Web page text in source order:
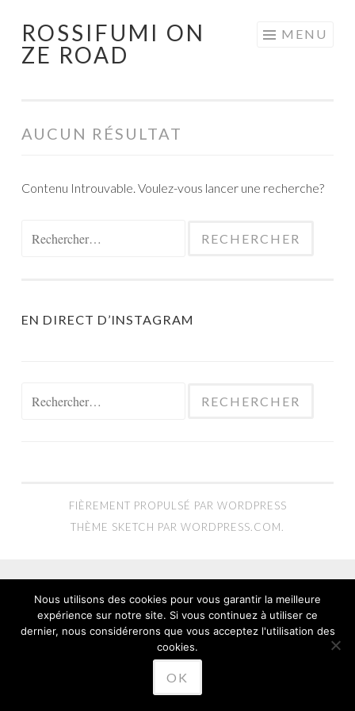
Aller
au
ROSSIFUMI ON
ZE ROAD
MENU
AUCUN RÉSULTAT
Contenu Introuvable. Voulez-vous lancer une recherche?
EN DIRECT D’INSTAGRAM
FIÈREMENT PROPULSÉ PAR WORDPRESS
THÈME SKETCH PAR WORDPRESS.COM
Nous utilisons des cookies pour vous garantir la meilleure
expérience sur notre site. Si vous continuez à utiliser ce
dernier, nous considérerons que vous acceptez l'utilisation des
cookies.
OK